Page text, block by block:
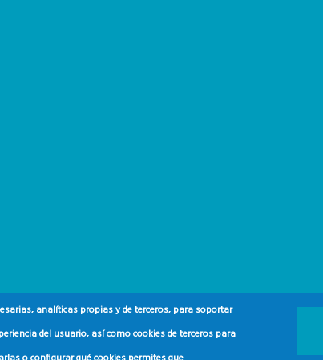
analíticas propias y de terceros, para soportar
del usuario, así como cookies de terceros para